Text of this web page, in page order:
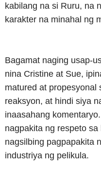
kabilang na si Ruru, na
karakter na minahal ng
Bagamat naging usap-
nina Cristine at Sue,
matured at propesyonal
reaksyon, at hindi siya
inaasahang
nagpakita ng respeto
nagsilbing pagpapakita
industriya ng pelikula.